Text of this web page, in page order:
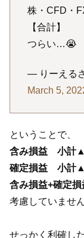
株・CFD
【合計
つらい…😭
— りーえる
March 5,
ということで、
含み損益 小計▲
確定損益 小計▲
含み損益+確定
考慮していません
せっかく利確し